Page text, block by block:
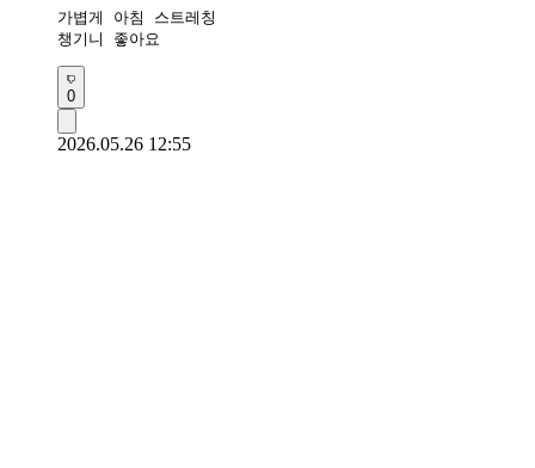
가볍게 아침 스트레칭
챙기니 좋아요
0
2026.05.26 12:55